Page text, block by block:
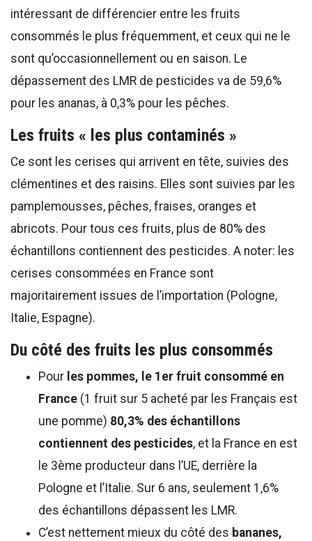
intéressant de différencier entre les fruits
consommés le plus fréquemment, et ceux qui ne le
sont qu’occasionnellement ou en saison. Le
dépassement des LMR de pesticides va de 59,6%
pour les ananas, à 0,3% pour les pêches.
Les fruits « les plus contaminés »
Ce sont les cerises qui arrivent en tête, suivies des
clémentines et des raisins. Elles sont suivies par les
pamplemousses, pêches, fraises, oranges et
abricots. Pour tous ces fruits, plus de 80% des
échantillons contiennent des pesticides. A noter: les
cerises consommées en France sont
majoritairement issues de l’importation (Pologne,
Italie, Espagne).
Du côté des fruits les plus consommés
Pour les pommes, le 1er fruit consommé en
France (1 fruit sur 5 acheté par les Français est
une pomme) 80,3% des échantillons
contiennent des pesticides, et la France en est
le 3ème producteur dans l’UE, derrière la
Pologne et l’Italie. Sur 6 ans, seulement 1,6%
des échantillons dépassent les LMR.
C’est nettement mieux du côté des bananes,